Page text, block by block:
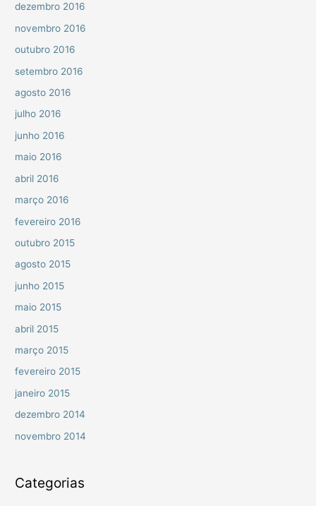
dezembro 2016
novembro 2016
outubro 2016
setembro 2016
agosto 2016
julho 2016
junho 2016
maio 2016
abril 2016
março 2016
fevereiro 2016
outubro 2015
agosto 2015
junho 2015
maio 2015
abril 2015
março 2015
fevereiro 2015
janeiro 2015
dezembro 2014
novembro 2014
Categorias